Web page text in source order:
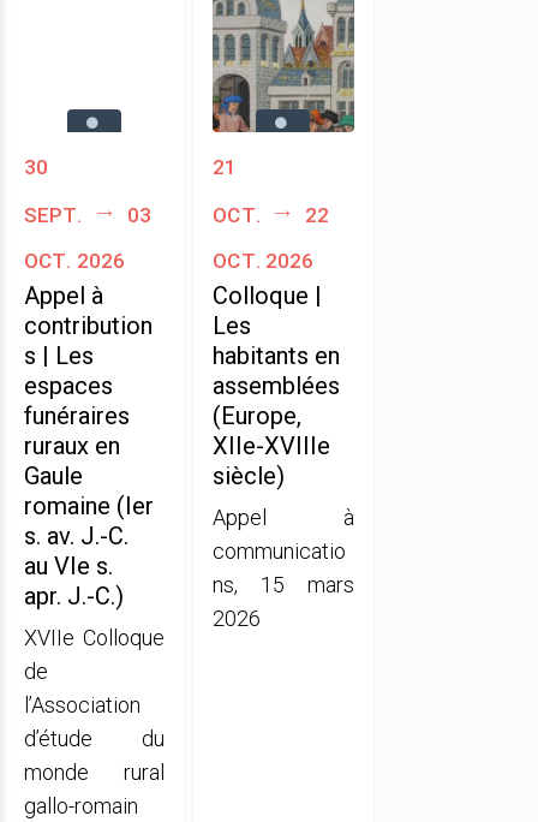
30
sept.
03
oct. 2026
Appel à
contribution
s | Les
espaces
funéraires
ruraux en
Gaule
romaine (Ier
s. av. J.-C.
au VIe s.
apr. J.-C.)
XVIIe Colloque
de
l’Association
d’étude du
monde rural
gallo-romain
21
oct.
22
oct. 2026
Colloque |
Les
habitants en
assemblées
(Europe,
XIIe-XVIIIe
siècle)
Appel à
communicatio
ns, 15 mars
2026